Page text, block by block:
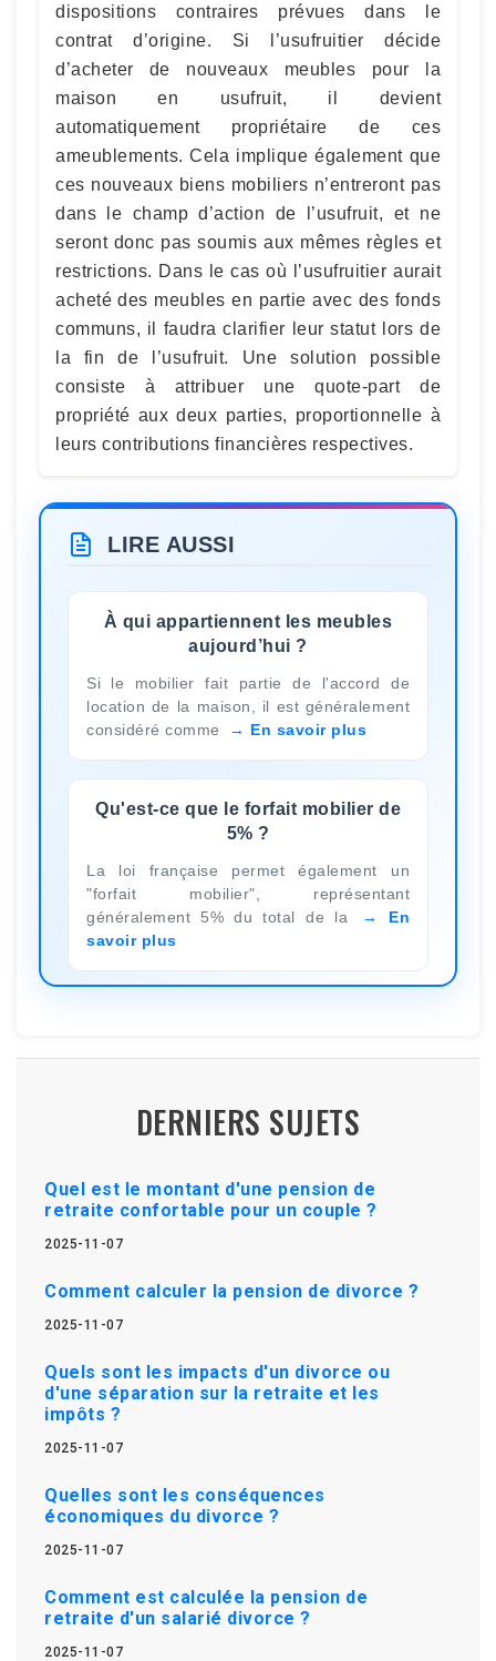
dispositions contraires prévues dans le
contrat d’origine. Si l’usufruitier décide
d’acheter de nouveaux meubles pour la
maison en usufruit, il devient
automatiquement propriétaire de ces
ameublements. Cela implique également que
ces nouveaux biens mobiliers n’entreront pas
dans le champ d’action de l’usufruit, et ne
seront donc pas soumis aux mêmes règles et
restrictions. Dans le cas où l’usufruitier aurait
acheté des meubles en partie avec des fonds
communs, il faudra clarifier leur statut lors de
la fin de l’usufruit. Une solution possible
consiste à attribuer une quote-part de
propriété aux deux parties, proportionnelle à
leurs contributions financières respectives.
LIRE AUSSI
À qui appartiennent les meubles
aujourd’hui ?
Si le mobilier fait partie de l'accord de
location de la maison, il est généralement
considéré comme
En savoir plus
Qu'est-ce que le forfait mobilier de
5% ?
La loi française permet également un
"forfait mobilier", représentant
généralement 5% du total de la
En
savoir plus
DERNIERS SUJETS
Quel est le montant d'une pension de
retraite confortable pour un couple ?
2025-11-07
Comment calculer la pension de divorce ?
2025-11-07
Quels sont les impacts d'un divorce ou
d'une séparation sur la retraite et les
impôts ?
2025-11-07
Quelles sont les conséquences
économiques du divorce ?
2025-11-07
Comment est calculée la pension de
retraite d'un salarié divorce ?
2025-11-07